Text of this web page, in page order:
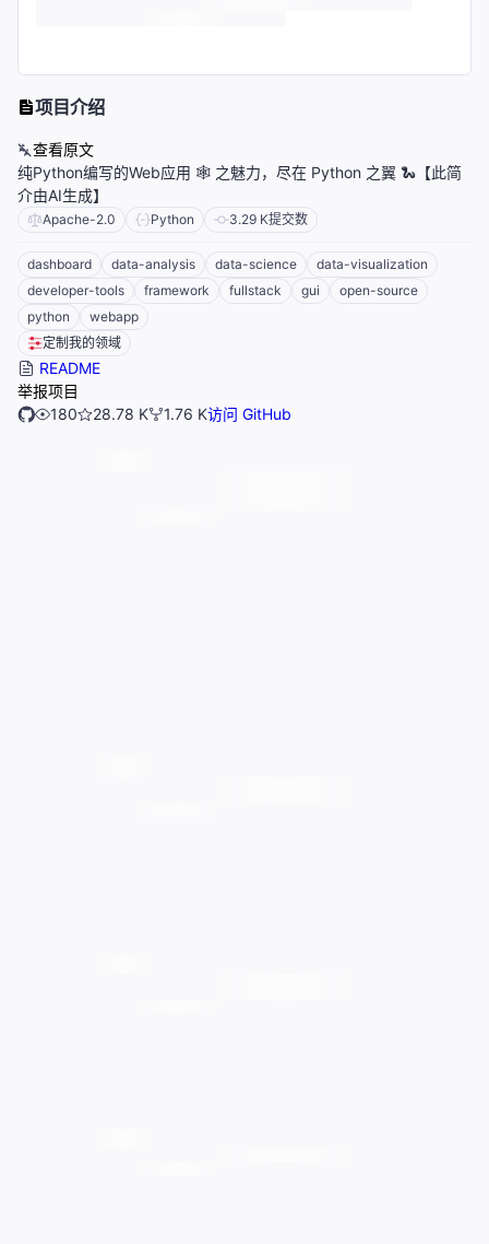
项目介绍
查看原文
纯Python编写的Web应用 🕸️ 之魅力，尽在 Python 之翼 🐍【此简
介由AI生成】
Apache-2.0 Python 3.29 K提交数
dashboard data-analysis data-science
data-visualization
developer-tools
framework fullstack gui
open-source
python
webapp
定制我的领域
README
举报项目
180
28.78 K 1.76 K访问 GitHub